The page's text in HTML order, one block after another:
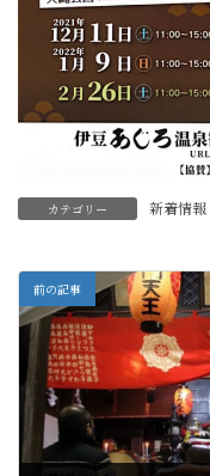
カテゴリー 新着情報
前の記事